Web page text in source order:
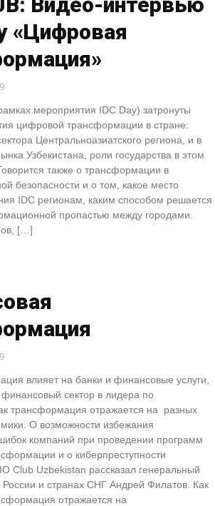
«Цифровая
мероприятия IDC Day) затронуты
цифровой трансформации в стране:
Центральноазиатского региона, и в
Узбекистана, роли государства в этом
также о трансформации в
безопасности и о том, какое место
IDC регионам, каким способом решается
пропастью между городами.
[…]
влияет на банки и финансовые услуги,
финансовый сектор в лидера по
трансформация отражается на разных
О возможности избежания
компаний при проведении программ
и о киберпреступности
Club Uzbekistan рассказал генеральный
России и странах СНГ Андрей Филатов. Как
отражается на